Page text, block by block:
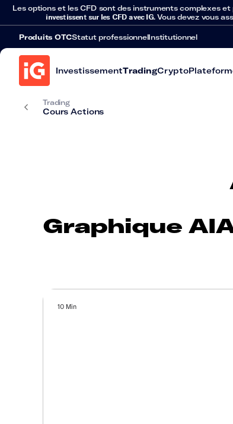
Les options et les CFD sont des instruments complexes
investissent sur les CFD avec IG. Vous devez vous
Produits OTCStatut professionnelInstitutionnel
InvestissementTradingCrypto
Trading
Cours Actions
Graphique
10 Min